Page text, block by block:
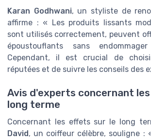
Karan Godhwani, un styliste de
affirme : « Les produits lissants
sont utilisés correctement, peuvent
époustouflants sans
Cependant, il est crucial de
réputées et de suivre les conseils des
Avis d'experts concernant
long terme
Concernant les effets sur le long
David, un coiffeur célèbre, souligne :